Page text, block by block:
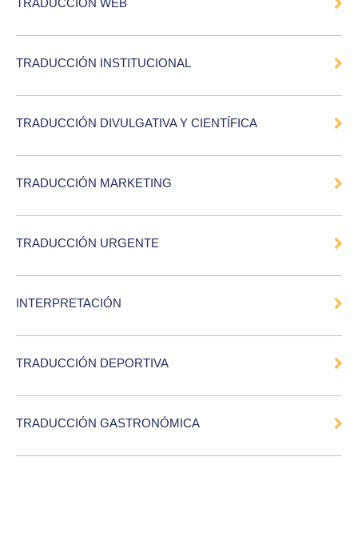
TRADUCCIÓN WEB
TRADUCCIÓN INSTITUCIONAL
TRADUCCIÓN DIVULGATIVA Y CIENTÍFICA
TRADUCCIÓN MARKETING
TRADUCCIÓN URGENTE
INTERPRETACIÓN
TRADUCCIÓN DEPORTIVA
TRADUCCIÓN GASTRONÓMICA